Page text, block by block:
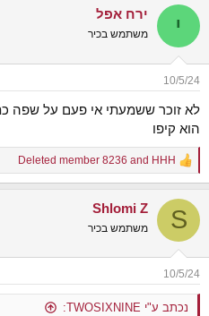
י ירח אפל
משתמש בכיר
10/5/24
לא זוכר ששמעתי אי פעם על שפה
הוא קיפו
R
e
c
i
s
:
HHH
Deleted member 8236
S
Shlomi Z
משתמש בכיר
10/5/24
נכתב ע"י TWOSIXNINE: